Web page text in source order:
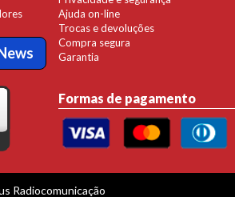
Ajuda on-line
Trocas e devoluções
Compra segura
Garantia
Formas de pagamento
Radiocomunicação